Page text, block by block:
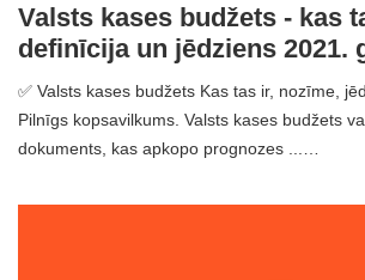
Valsts kases budžets - kas
definīcija un jēdziens 2021.
✅ Valsts kases budžets Kas tas ir, nozīme,
Pilnīgs kopsavilkums. Valsts kases budžets
dokuments, kas apkopo prognozes ...…